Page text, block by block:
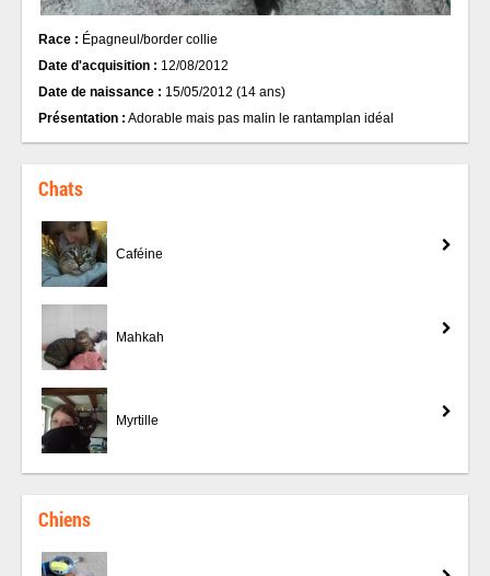
Race : Épagneul/border collie
Date d'acquisition : 12/08/2012
Date de naissance : 15/05/2012 (14 ans)
Présentation : Adorable mais pas malin le rantamplan idéal
Chats
Caféine
Mahkah
Myrtille
Chiens